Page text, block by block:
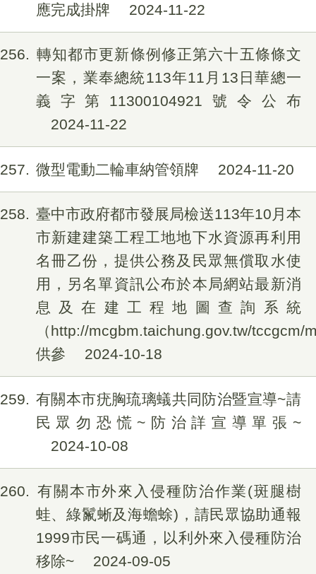
應完成掛牌
2024-11-22
256
轉知都市更新條例修正第六十五條條文
一案，業奉總統113年11月13日華總一
義字第11300104921號令公布
2024-11-22
257 微型電動二輪車納管領牌 2024-11-20
258
臺中市政府都市發展局檢送113年10月本
市新建建築工程工地地下水資源再利用
名冊乙份，提供公務及民眾無償取水使
用，另名單資訊公布於本局網站最新消
息及在建工程地圖查詢系統
（http://mcgbm.taichung.gov.tw/tccgcm/
供參
2024-10-18
259
有關本市疣胸琉璃蟻共同防治暨宣導~請
民眾勿恐慌~防治詳宣導單張~
2024-10-08
260
有關本市外來入侵種防治作業(斑腿樹
蛙、綠鬣蜥及海蟾蜍)，請民眾協助通報
1999市民一碼通，以利外來入侵種防治
移除~
2024-09-05